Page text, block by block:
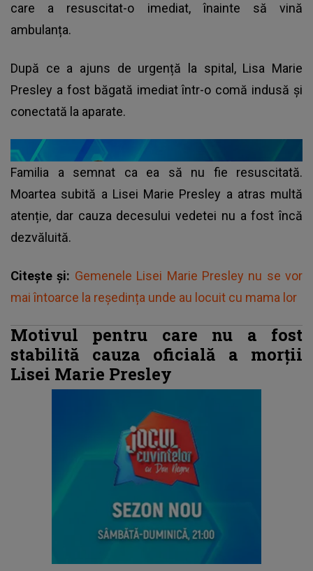
care a resuscitat-o imediat, înainte să vină
ambulanța.
După ce a ajuns de urgență la spital, Lisa Marie
Presley a fost băgată imediat într-o comă indusă și
conectată la aparate.
Familia a semnat ca ea să nu fie resuscitată.
Moartea subită a Lisei Marie Presley a atras multă
atenție, dar cauza decesului vedetei nu a fost încă
dezvăluită.
Citește și: Gemenele Lisei Marie Presley nu se vor
mai întoarce la reședința unde au locuit cu mama lor
Motivul pentru care nu a fost
stabilită cauza oficială a morții
Lisei Marie Presley